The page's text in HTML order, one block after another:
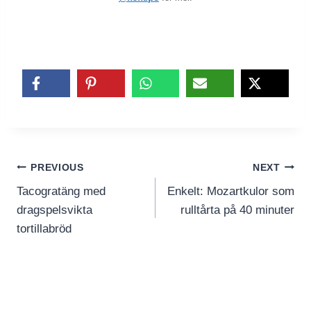
Inläggsnavigering
PREVIOUS
Tacogratäng med
dragspelsvikta
tortillabröd
NEXT
Enkelt: Mozartkulor som
rulltårta på 40 minuter